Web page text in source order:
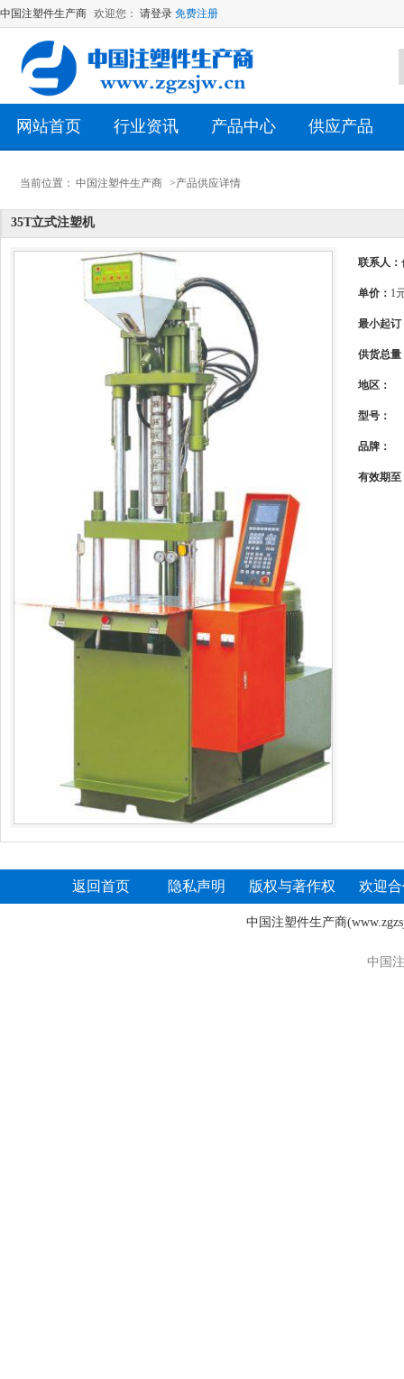
中国注塑件生产商 欢迎您： 请登录 免费注册
网站首页 行业资讯 产品中心 供应产品
当前位置： 中国注塑件生产商 >产品供应详情
35T立式注塑机
联系人：
单价： 1
最小起订
供货总量
地区：
型号：
品牌：
有效期至
返回首页 隐私声明 版权与著作权 欢迎
中国注塑件生产商
中国